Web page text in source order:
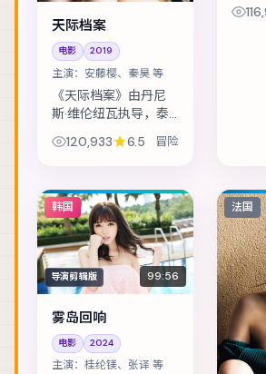
天际档案
电影 2019
主演： 安藤樱、秦昊 等
《天际档案》由丹尼
斯·维伦纽瓦执导，泰
国班底制作，类型定
位为冒险。古籍修复
扯出一段被抹去的家
族史。主演包括安藤
樱、秦昊、河正宇...
120,933 6.5 冒险
疑。
韩国
导演剪辑版 99:56
雾岛回响
电影 2024
主演： 桂纶镁、张译 等
法国